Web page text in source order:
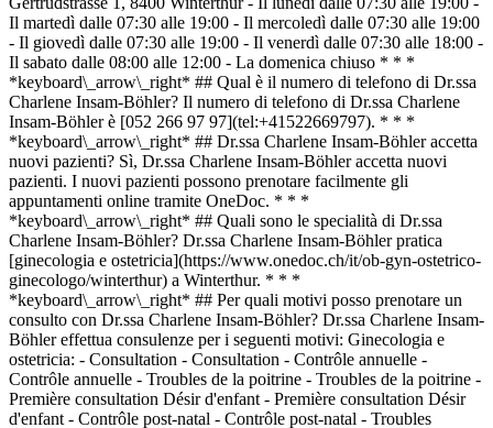
Il martedì dalle 07:30 alle 19:00 - Il mercoledì dalle 07:30 alle 19:00
- Il giovedì dalle 07:30 alle 19:00 - Il venerdì dalle 07:30 alle 18:00 -
Il sabato dalle 08:00 alle 12:00 - La domenica chiuso * * *
*keyboard\_arrow\_right* ## Qual è il numero di telefono di Dr.ssa
Charlene Insam-Böhler? Il numero di telefono di Dr.ssa Charlene
Insam-Böhler è [052 266 97 97](tel:+41522669797). * * *
*keyboard\_arrow\_right* ## Dr.ssa Charlene Insam-Böhler accetta
nuovi pazienti? Sì, Dr.ssa Charlene Insam-Böhler accetta nuovi
pazienti. I nuovi pazienti possono prenotare facilmente gli
appuntamenti online tramite OneDoc. * * *
*keyboard\_arrow\_right* ## Quali sono le specialità di Dr.ssa
Charlene Insam-Böhler? Dr.ssa Charlene Insam-Böhler pratica
[ginecologia e ostetricia](https://www.onedoc.ch/it/ob-gyn-ostetrico-
ginecologo/winterthur) a Winterthur. * * *
*keyboard\_arrow\_right* ## Per quali motivi posso prenotare un
consulto con Dr.ssa Charlene Insam-Böhler? Dr.ssa Charlene Insam-
Böhler effettua consulenze per i seguenti motivi: Ginecologia e
ostetricia: - Consultation - Consultation - Contrôle annuelle -
Contrôle annuelle - Troubles de la poitrine - Troubles de la poitrine -
Première consultation Désir d'enfant - Première consultation Désir
d'enfant - Contrôle post-natal - Contrôle post-natal - Troubles